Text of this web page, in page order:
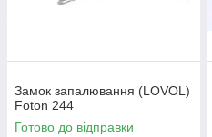
Замок запалювання (LOVOL)
Foton 244
Готово до відправки